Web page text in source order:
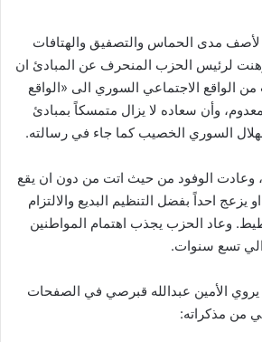
لأصف مدى الحماس والتصفيق والهتافات
لرئيس الحزب المنحرف عن المبادئ ان
الواقع الاجتماعي السوري الى «الواقع
وأن سعاده لا يزال متمسكاً بمبادئ
السوري الخصيب كما جاء في رسالته.
وعادت الوفود من حيث اتت من دون ان يقع
احداً بفضل التنظيم البديع والالتزام
وعاد الحزب يجذب اهتمام المواطنين
تسع سنوات.
الأمين عبدالله قبرصي في الصفحات